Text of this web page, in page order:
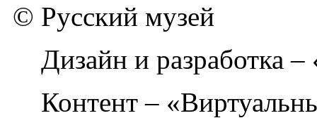
© Русский музей
Дизайн и разработка
Контент –